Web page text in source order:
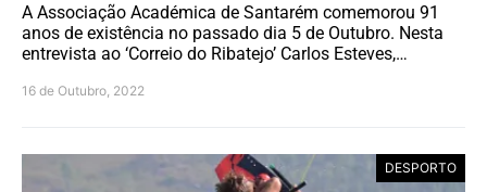
A Associação Académica de Santarém comemorou 91
anos de existência no passado dia 5 de Outubro. Nesta
entrevista ao ‘Correio do Ribatejo’ Carlos Esteves,…
16 de Outubro, 2022
DESPORTO